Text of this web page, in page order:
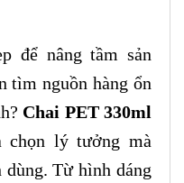
để nâng tầm sản
tìm nguồn hàng ổn
Chai PET 330ml
chọn lý tưởng mà
dùng. Từ hình dáng